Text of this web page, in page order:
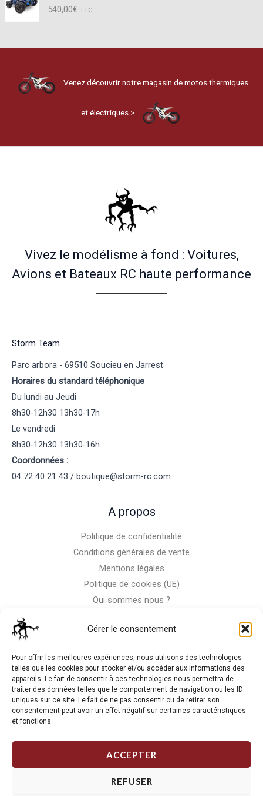
Gérer le consentement
Pour offrir les meilleures expériences, nous utilisons des technologies
telles que les cookies pour stocker et/ou accéder aux informations des
appareils. Le fait de consentir à ces technologies nous permettra de
traiter des données telles que le comportement de navigation ou les ID
uniques sur ce site. Le fait de ne pas consentir ou de retirer son
consentement peut avoir un effet négatif sur certaines caractéristiques
et fonctions.
ACCEPTER
REFUSER
540,00€ TTC
Venez découvrir notre magasin de motos thermiques
et électriques >
Vivez le modélisme à fond : Voitures,
Avions et Bateaux RC haute performance
Storm Team
Parc arbora - 69510 Soucieu en Jarrest
Horaires du standard téléphonique
Du lundi au Jeudi
8h30-12h30 13h30-17h
Le vendredi
8h30-12h30 13h30-16h
Coordonnées :
04 72 40 21 43 / boutique@storm-rc.com
A propos
Politique de confidentialité
Conditions générales de vente
Mentions légales
Politique de cookies (UE)
Qui sommes nous ?
La RC n'est pas notre seule passion, venez visiter notre shop
de motos